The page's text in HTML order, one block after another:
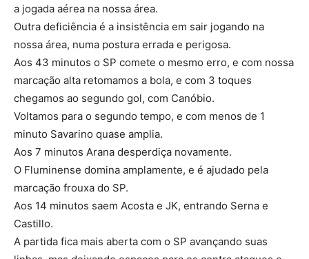
a jogada aérea na nossa área.
Outra deficiência é a insistência em sair jogando na
nossa área, numa postura errada e perigosa.
Aos 43 minutos o SP comete o mesmo erro, e com nossa
marcação alta retomamos a bola, e com 3 toques
chegamos ao segundo gol, com Canóbio.
Voltamos para o segundo tempo, e com menos de 1
minuto Savarino quase amplia.
Aos 7 minutos Arana desperdiça novamente.
O Fluminense domina amplamente, e é ajudado pela
marcação frouxa do SP.
Aos 14 minutos saem Acosta e JK, entrando Serna e
Castillo.
A partida fica mais aberta com o SP avançando suas